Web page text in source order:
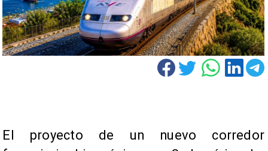
El proyecto de un nuevo corredor